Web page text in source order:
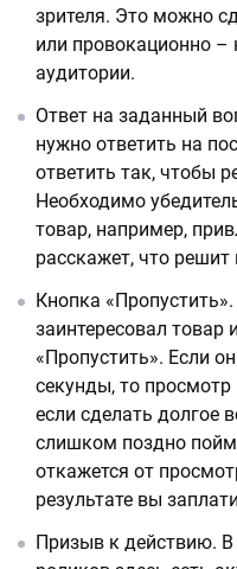
зрителя. Это можно
или провокационно –
аудитории.
Ответ на заданный
нужно ответить на
ответить так, чтобы
Необходимо
товар, например,
расскажет, что решит
Кнопка
заинтересовал товар
«Пропустить». Если
секунды, то
если сделать долгое
слишком поздно
откажется от
результате вы
Призыв к действию. В